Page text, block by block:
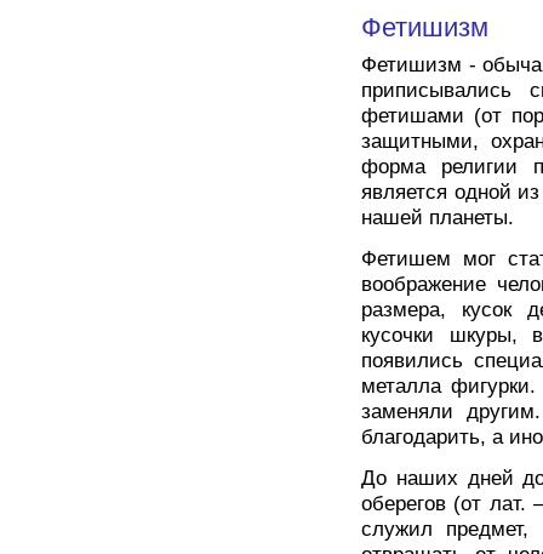
Фетишизм
Фетишизм -
приписывались
фетишами (от
защитными,
форма религии
является одной
нашей планеты.
Фетишем мог
воображение
размера, кусок
кусочки шкуры,
появились
металла
заменяли
благодарить, а
До наших дней
оберегов (от
служил предмет,